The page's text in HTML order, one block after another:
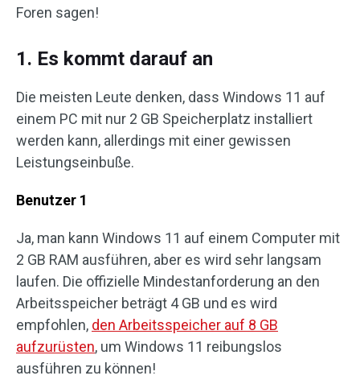
Foren sagen!
1. Es kommt darauf an
Die meisten Leute denken, dass Windows 11 auf
einem PC mit nur 2 GB Speicherplatz installiert
werden kann, allerdings mit einer gewissen
Leistungseinbuße.
Benutzer 1
Ja, man kann Windows 11 auf einem Computer mit
2 GB RAM ausführen, aber es wird sehr langsam
laufen. Die offizielle Mindestanforderung an den
Arbeitsspeicher beträgt 4 GB und es wird
empfohlen, den Arbeitsspeicher auf 8 GB
aufzurüsten, um Windows 11 reibungslos
ausführen zu können!